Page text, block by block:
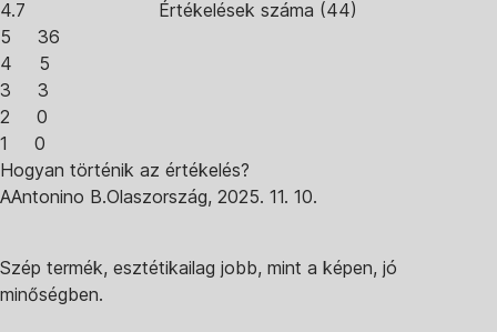
4.7 Értékelések száma (44)
5
36
4
5
3
3
2
0
1
0
Hogyan történik az értékelés?
AAntonino B.Olaszország, 2025. 11. 10.
Szép termék, esztétikailag jobb, mint a képen, jó
minőségben.